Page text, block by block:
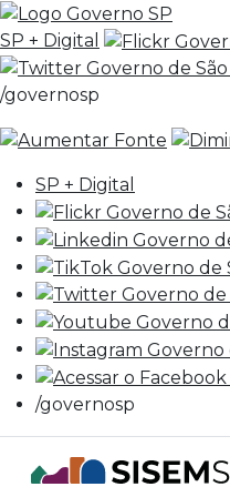
SP + Digital
/governosp
SP + Digital
/governosp